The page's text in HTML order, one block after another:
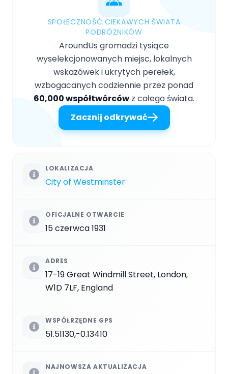
SPOŁECZNOŚĆ CIEKAWYCH ŚWIATA
PODRÓŻNIKÓW
AroundUs gromadzi tysiące
wyselekcjonowanych miejsc, lokalnych
wskazówek i ukrytych perełek,
wzbogacanych codziennie przez ponad
60,000 współtwórców z całego świata.
Zacznij odkrywać
LOKALIZACJA
City of Westminster
OFICJALNE OTWARCIE
15 czerwca 1931
ADRES
17-19 Great Windmill Street, London,
W1D 7LF, England
WSPÓŁRZĘDNE GPS
51.51130,-0.13410
NAJNOWSZA AKTUALIZACJA